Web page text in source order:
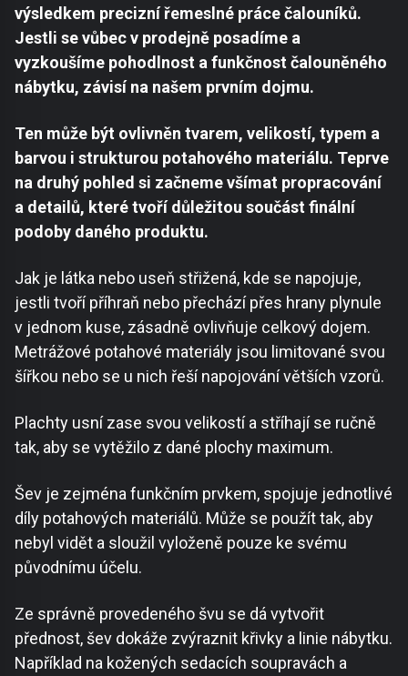
výsledkem precizní řemeslné práce čalouníků.
Jestli se vůbec v prodejně posadíme a
vyzkoušíme pohodlnost a funkčnost čalouněného
nábytku, závisí na našem prvním dojmu.
Ten může být ovlivněn tvarem, velikostí, typem a
barvou i strukturou potahového materiálu. Teprve
na druhý pohled si začneme všímat propracování
a detailů, které tvoří důležitou součást finální
podoby daného produktu.
Jak je látka nebo useň střižená, kde se napojuje,
jestli tvoří příhraň nebo přechází přes hrany plynule
v jednom kuse, zásadně ovlivňuje celkový dojem.
Metrážové potahové materiály jsou limitované svou
šířkou nebo se u nich řeší napojování větších vzorů.
Plachty usní zase svou velikostí a stříhají se ručně
tak, aby se vytěžilo z dané plochy maximum.
Šev je zejména funkčním prvkem, spojuje jednotlivé
díly potahových materiálů. Může se použít tak, aby
nebyl vidět a sloužil vyloženě pouze ke svému
původnímu účelu.
Ze správně provedeného švu se dá vytvořit
přednost, šev dokáže zvýraznit křivky a linie nábytku.
Například na kožených sedacích soupravách a